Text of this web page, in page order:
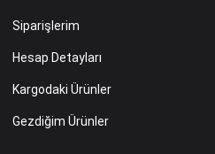
Siparişlerim
Hesap Detayları
Kargodaki Ürünler
Gezdiğim Ürünler